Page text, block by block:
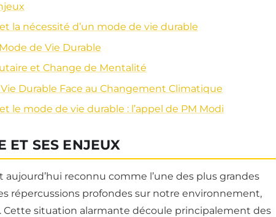
la nécessité d’un mode de vie durable
de Vie Durable
et Change de Mentalité
Durable Face au Changement Climatique
le mode de vie durable : l’appel de PM Modi
ET SES ENJEUX
aujourd’hui reconnu comme l’une des plus grandes
répercussions profondes sur notre environnement,
situation alarmante découle principalement des